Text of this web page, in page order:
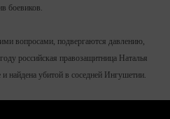
боевиков.
вопросами, подвергаются давлению,
российская правозащитница Наталья
найдена убитой в соседней Ингушетии.